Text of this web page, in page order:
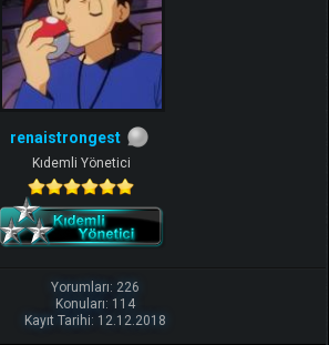
renaistrongest
Kıdemli Yönetici
Yorumları: 226
Konuları: 114
Kayıt Tarihi: 12.12.2018